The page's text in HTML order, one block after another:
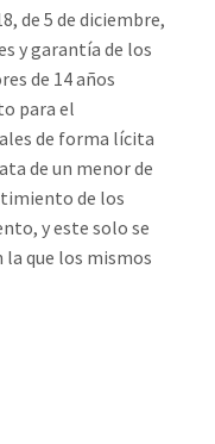
de 5 de diciembre,
y garantía de los
de 14 años
para el
de forma lícita
de un menor de
de los
y este solo se
que los mismos